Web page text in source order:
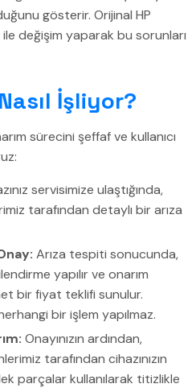
gösterir. Orijinal HP
değişim yaparak bu sorunları
İşliyor?
sürecini şeffaf ve kullanıcı
servisimize ulaştığında,
tarafından detaylı bir arıza
Arıza tespiti sonucunda,
yapılır ve onarım
bir fiyat teklifi sunulur.
bir işlem yapılmaz.
Onayınızın ardından,
tarafından cihazınızın
parçalar kullanılarak titizlikle